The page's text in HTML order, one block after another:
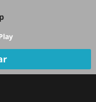
TV EN VIVO